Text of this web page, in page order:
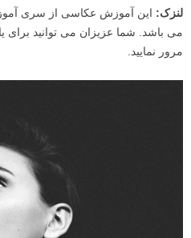
لنزک: این آموزش عکاسی از سری
می باشد. شما عزیزان می توانید برای
مرور نمایید.